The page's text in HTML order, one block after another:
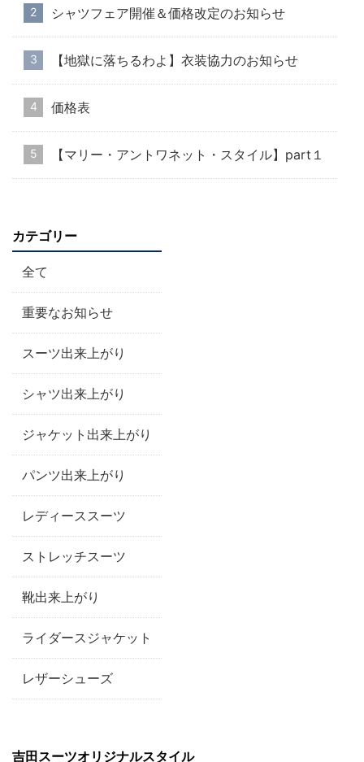
シャツフェア開催＆価格改定のお知らせ
【地獄に落ちるわよ】衣装協力のお知らせ
価格表
【マリー・アントワネット・スタイル】part１
カテゴリー
全て
重要なお知らせ
スーツ出来上がり
シャツ出来上がり
ジャケット出来上がり
パンツ出来上がり
レディーススーツ
ストレッチスーツ
靴出来上がり
ライダースジャケット
レザーシューズ
吉田スーツオリジナルスタイル